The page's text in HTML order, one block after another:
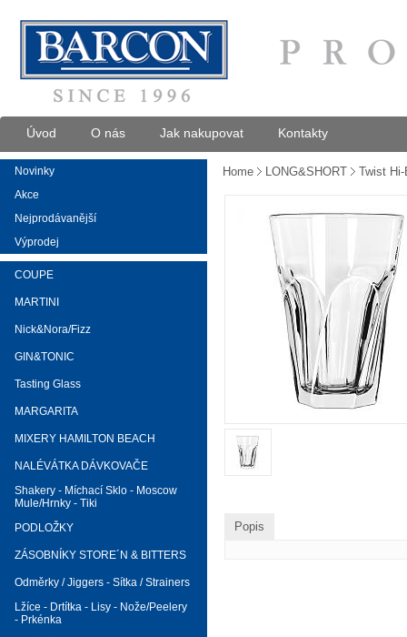
Úvod O nás Jak nakupovat Kontakty
Novinky
Akce
Nejprodávanější
Výprodej
COUPE
MARTINI
Nick&Nora/Fizz
GIN&TONIC
Tasting Glass
MARGARITA
MIXERY HAMILTON BEACH
NALÉVÁTKA DÁVKOVAČE
Shakery - Míchací Sklo - Moscow
Mule/Hrnky - Tiki
PODLOŽKY
ZÁSOBNÍKY STORE´N & BITTERS
Odměrky / Jiggers - Sítka / Strainers
Lžíce - Drtítka - Lisy - Nože/Peelery
- Prkénka
Home LONG&SHORT Twist Hi-
Popis